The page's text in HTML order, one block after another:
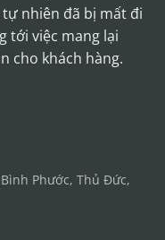
nhiên đã bị mất đi
tới việc mang lại
cho khách hàng.
Phước, Thủ Đức,